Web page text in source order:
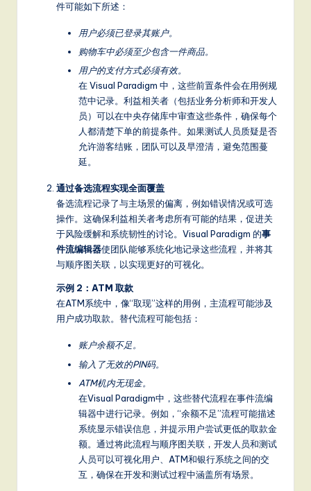
件可能如下所述：
用户必须已登录其账户。
购物车中必须至少包含一件商品。
用户的支付方式必须有效。
在 Visual Paradigm 中，这些前置条件会在用例规
范中记录。利益相关者（包括业务分析师和开发人
员）可以在中央存储库中审查这些条件，确保每个
人都清楚下单的前提条件。如果测试人员质疑是否
允许游客结账，团队可以及早澄清，避免范围蔓
延。
通过备选流程实现全面覆盖
备选流程记录了与主场景的偏离，例如错误情况或可选
操作。这确保利益相关者考虑所有可能的结果，促进关
于风险缓解和系统韧性的讨论。Visual Paradigm 的事
件流编辑器使团队能够系统化地记录这些流程，并将其
与顺序图关联，以实现更好的可视化。
示例 2：ATM 取款
在ATM系统中，像“取现”这样的用例，主流程可能涉及
用户成功取款。替代流程可能包括：
账户余额不足。
输入了无效的PIN码。
ATM机内无现金。
在Visual Paradigm中，这些替代流程在事件流编
辑器中进行记录。例如，“余额不足”流程可能描述
系统显示错误信息，并提示用户尝试更低的取款金
额。通过将此流程与顺序图关联，开发人员和测试
人员可以可视化用户、ATM和银行系统之间的交
互，确保在开发和测试过程中涵盖所有场景。